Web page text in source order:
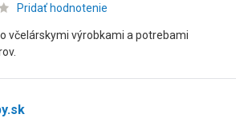
Pridať hodnotenie
včelárskymi výrobkami a potrebami